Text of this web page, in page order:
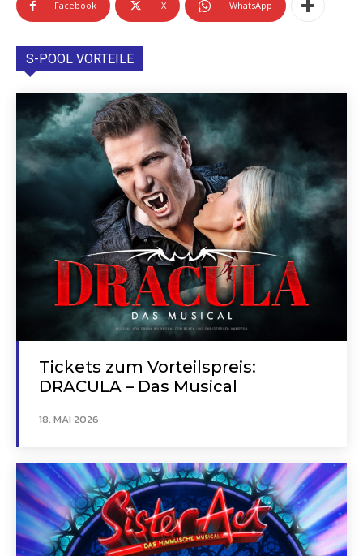
Facebook X WhatsApp
S-POOL VORTEILE
Tickets zum Vorteilspreis:
DRACULA – Das Musical
18. MAI 2026